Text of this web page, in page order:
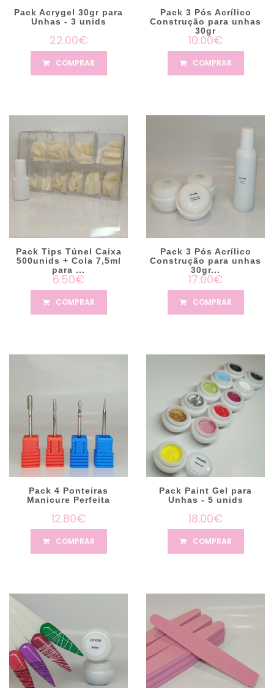
Pack Acrygel 30gr para
Unhas - 3 unids
22.00€
COMPRAR
Pack 3 Pós Acrílico
Construção para unhas
30gr
10.00€
COMPRAR
Pack Tips Túnel Caixa
500unids + Cola 7,5ml
para ...
6.50€
COMPRAR
Pack 3 Pós Acrílico
Construção para unhas
30gr...
17.00€
COMPRAR
Pack 4 Ponteiras
Manicure Perfeita
12.80€
COMPRAR
Pack Paint Gel para
Unhas - 5 unids
18.00€
COMPRAR